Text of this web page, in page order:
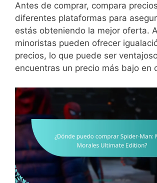
Antes de comprar, compara
diferentes plataformas para
estás obteniendo la mejor oferta.
minoristas pueden ofrecer
precios, lo que puede ser
encuentras un precio más bajo en